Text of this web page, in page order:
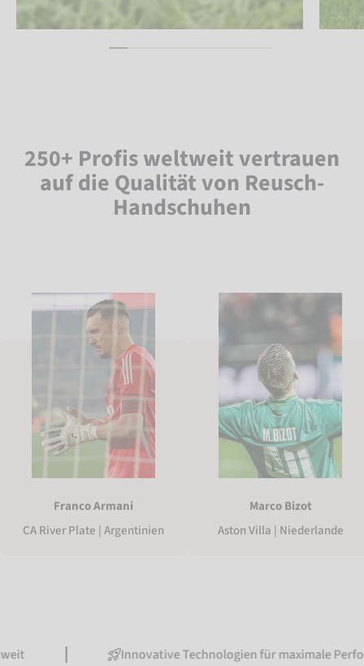
250+ Profis weltweit vertrauen
auf die Qualität von Reusch-
Handschuhen
Franco Armani
CA River Plate | Argentinien
Marco Bizot
Aston Villa | Niederlande
Innovative Technologien für maximale Performance